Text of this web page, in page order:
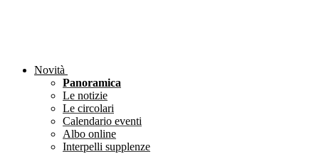
Novità
Panoramica
Le notizie
Le circolari
Calendario eventi
Albo online
Interpelli supplenze